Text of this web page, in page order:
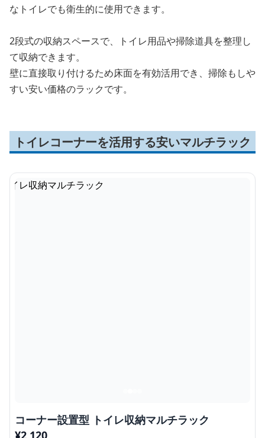
なトイレでも衛生的に使用できます。
2段式の収納スペースで、トイレ用品や掃除道具を整理し
て収納できます。
壁に直接取り付けるため床面を有効活用でき、掃除もしや
すい安い価格のラックです。
トイレコーナーを活用する安いマルチラック
コーナー設置型 トイレ収納マルチラック
¥2,120